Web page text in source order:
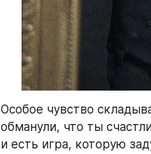
Особое чувство
обманули, что ты
и есть игра, которую